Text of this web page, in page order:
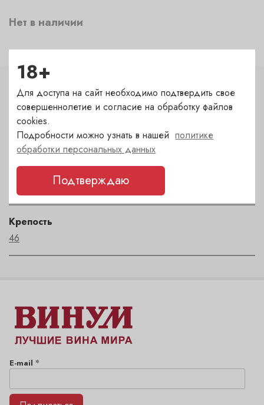
Нет в наличии
Характеристики
Страна
Соединенное Королевство
Автор
Крепость
46
E-mail *
18+
Для доступа на сайт необходимо подтвердить свое
совершеннолетие и согласие на обработку файлов
cookies.
Подробности можно узнать в нашейполитике
обработки персональных данных
Подтверждаю